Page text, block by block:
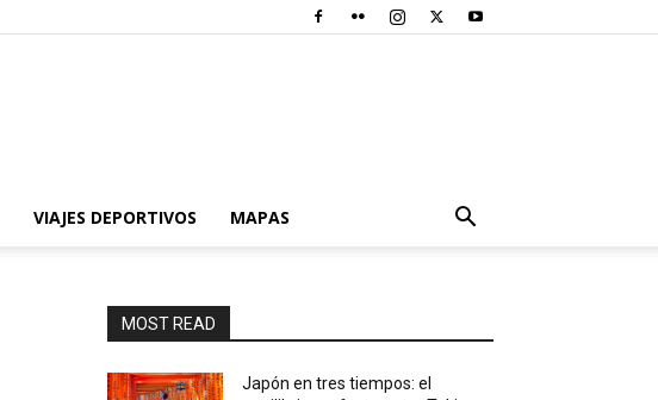
VIAJES DEPORTIVOS MAPAS
MOST READ
Japón en tres tiempos: el